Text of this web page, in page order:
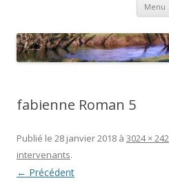
Menu
fabienne Roman 5
Publié le 28 janvier 2018 à 3024 ×
intervenants.
← Précédent